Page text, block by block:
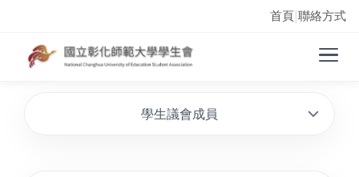
首頁 聯絡方式
學生議會成員